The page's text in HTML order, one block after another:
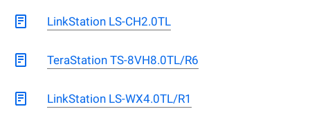
LinkStation LS-CH2.0TL
TeraStation TS-8VH8.0TL/R6
LinkStation LS-WX4.0TL/R1